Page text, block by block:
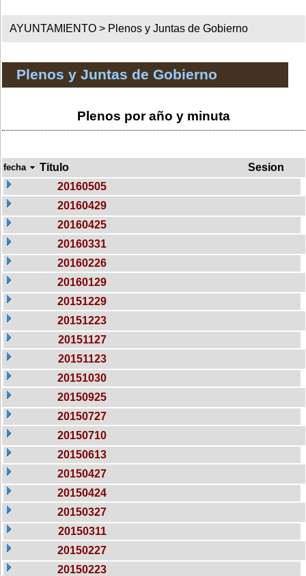
AYUNTAMIENTO > Plenos y Juntas de Gobierno
Plenos y Juntas de Gobierno
Plenos por año y minuta
fecha Titulo
Sesion
20160505
20160429
20160425
20160331
20160226
20160129
20151229
20151223
20151127
20151123
20151030
20150925
20150727
20150710
20150613
20150427
20150424
20150327
20150311
20150227
20150223